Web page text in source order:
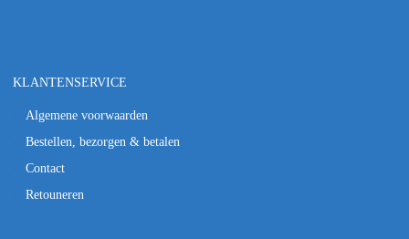
KLANTENSERVICE
Algemene voorwaarden
Bestellen, bezorgen & betalen
Contact
Retouneren